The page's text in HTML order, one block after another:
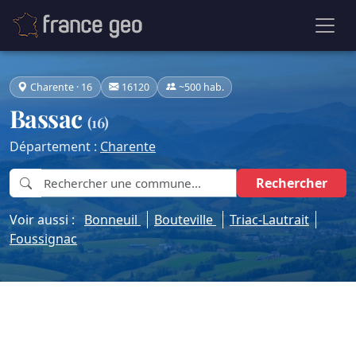
Charente · 16 16120 ~500 hab.
Bassac (16)
Département : Charente
Rechercher
Voir aussi : Bonneuil Bouteville
Triac-Lautrait
Foussignac